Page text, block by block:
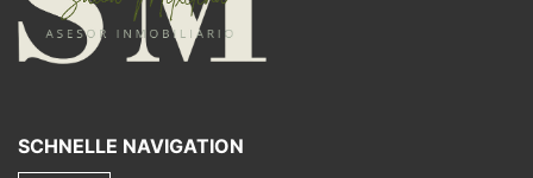
SCHNELLE NAVIGATION